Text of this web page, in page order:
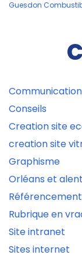
des
Guesdon
Conseils
Creation site
creation site
Graphisme
Orléans et
Référencement
Rubrique en
Site intranet
Sites internet